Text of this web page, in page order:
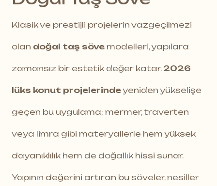
Klasik ve prestijli projelerin vazgeçilmezi
olan doğal taş söve modelleri, yapılara
zamansız bir estetik değer katar. 2026
lüks konut projelerindeyeniden yükselişe
geçen bu uygulama; mermer, traverten
veya limra gibi materyallerle hem yüksek
dayanıklılık hem de doğallık hissi sunar.
Yapının değerini artıran bu söveler, nesiller